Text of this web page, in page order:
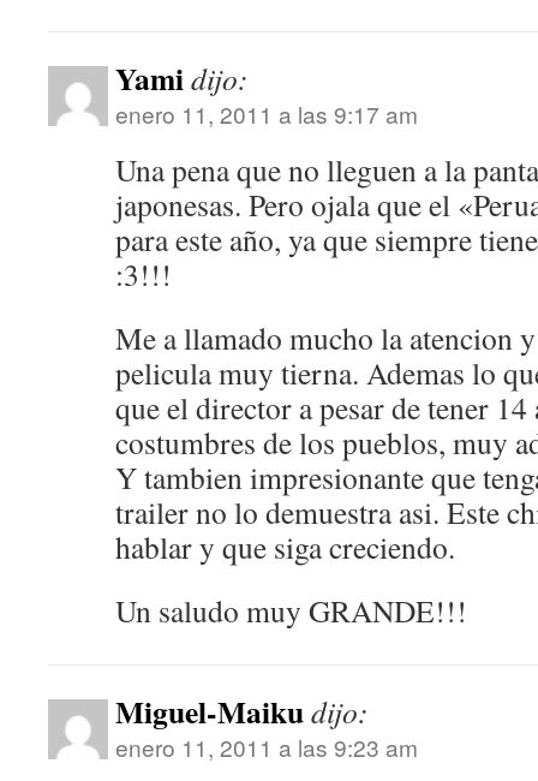
Yamidijo:
enero 11, 2011 a las 9:17 am
Una pena que no lleguen a la
japonesas. Pero ojala que el
para este año, ya que siempre
:3!!!
Me a llamado mucho la atencion
pelicula muy tierna. Ademas lo
que el director a pesar de tener 14
costumbres de los pueblos, muy
Y tambien impresionante que
trailer no lo demuestra asi. Este
hablar y que siga creciendo.
Un saludo muy GRANDE!!!
Miguel-Maikudijo:
enero 11, 2011 a las 9:23 am